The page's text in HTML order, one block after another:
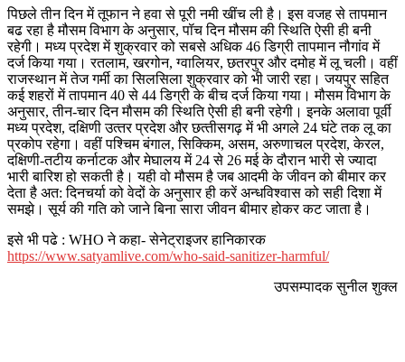
पिछले तीन दिन में तूफान ने हवा से पूरी नमी खींच ली है। इस वजह से तापमान
बढ रहा है मौसम विभाग के अनुसार, पॉच दिन मौसम की स्थिति ऐसी ही बनी
रहेगी। मध्य प्रदेश में शुक्रवार को सबसे अधिक 46 डिग्री तापमान नौगांव में
दर्ज किया गया। रतलाम, खरगोन, ग्वालियर, छतरपुर और दमोह में लू चली। वहीं
राजस्थान में तेज गर्मी का सिलसिला शुक्रवार को भी जारी रहा। जयपुर सहित
कई शहरों में तापमान 40 से 44 डिग्री के बीच दर्ज किया गया। मौसम विभाग के
अनुसार, तीन-चार दिन मौसम की स्थिति ऐसी ही बनी रहेगी। इनके अलावा पूर्वी
मध्‍य प्रदेश, दक्षिणी उत्‍तर प्रदेश और छत्‍तीसगढ़ में भी अगले 24 घंटे तक लू का
प्रकोप रहेगा। वहीं पश्चि‍म बंगाल, सिक्किम, असम, अरुणाचल प्रदेश, केरल,
दक्षिणी-तटीय कर्नाटक और मेघालय में 24 से 26 मई के दौरान भारी से ज्‍यादा
भारी बारिश हो सकती है। यही वो मौसम है जब आदमी के जीवन को बीमार कर
देता है अत: दिनचर्या को वेदों के अनुसार ही करें अन्‍धविश्‍वास को सही दिशा में
समझे। सूर्य की गति को जाने बिना सारा जीवन बीमार होकर कट जाता है।
इसे भी पढे : WHO ने कहा- सेनेट्राइजर हानिकारक
https://www.satyamlive.com/who-said-sanitizer-harmful/
उपसम्‍पादक सुनील शुक्‍ल